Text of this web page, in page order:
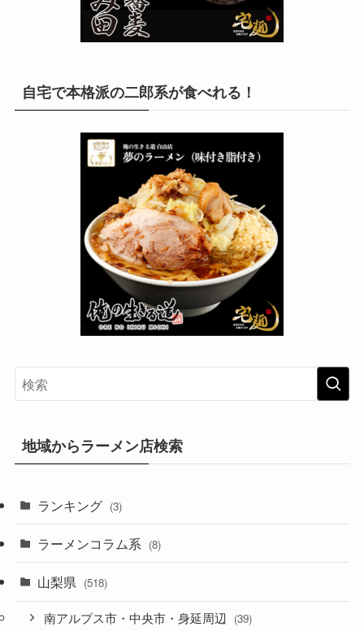
自宅で本格派の二郎系が食べれる！
地域からラーメン店検索
ランキング (3)
ラーメンコラム系 (8)
山梨県 (518)
南アルプス市・中央市・身延周辺 (39)